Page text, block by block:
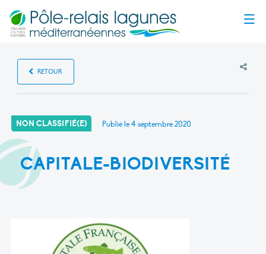
RETOUR
NON CLASSIFIÉ(E) Publié le4 septembre 2020
CAPITALE-BIODIVERSITÉ